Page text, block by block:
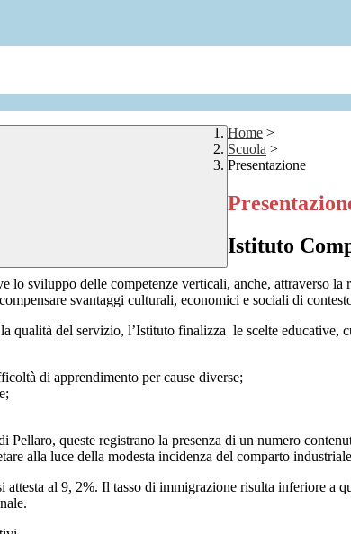
Home >
Scuola >
Presentazione
Istituto
lo sviluppo delle competenze verticali, anche, attraverso
svantaggi culturali, economici e sociali di
qualità del servizio, l’Istituto finalizza le scelte
di apprendimento per cause diverse;
queste registrano la presenza di un numero
alla luce della modesta incidenza del comparto
al 9, 2%. Il tasso di immigrazione risulta inferiore